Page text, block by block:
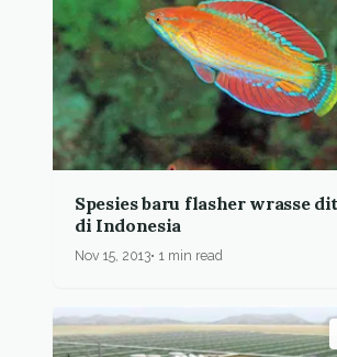
Spesies baru flasher wrasse
di Indonesia
Nov 15, 2013 1 min read